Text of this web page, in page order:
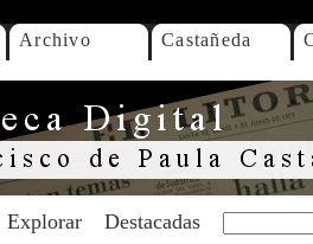
Archivo Castañeda
Explorar Destacadas